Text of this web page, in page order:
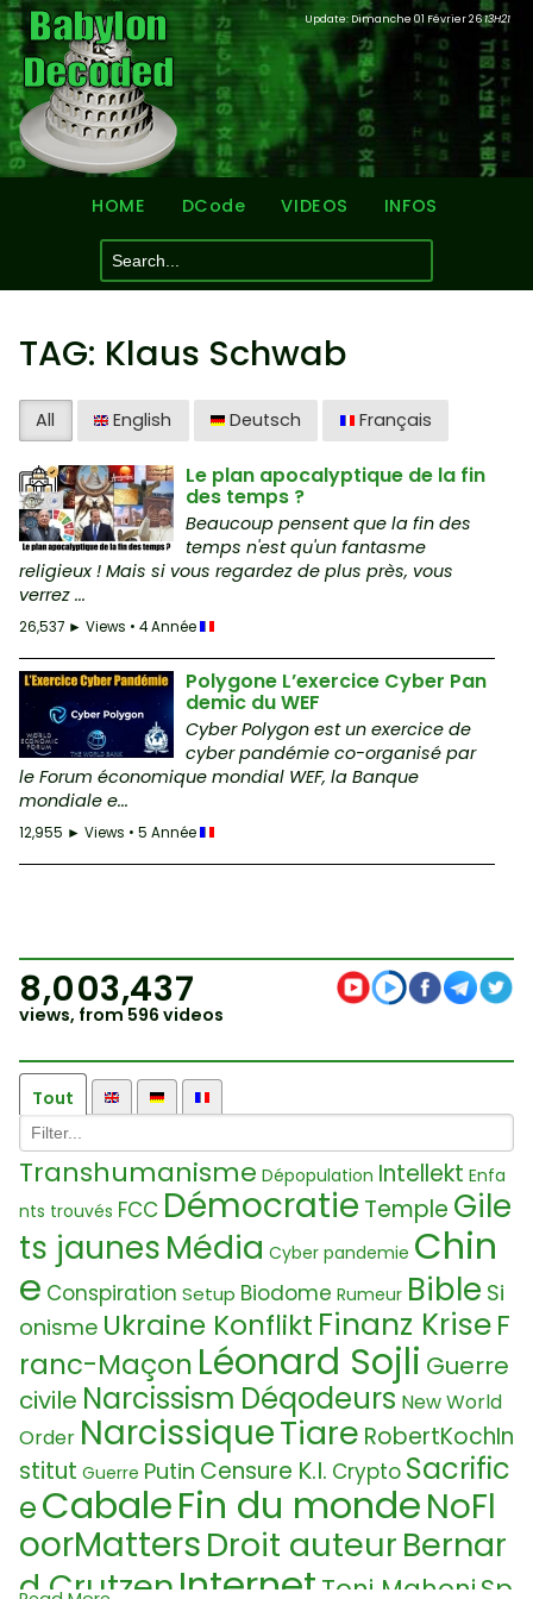
Update: Dimanche 01 Février 2613H21
HOME DCode VIDEOS INFOS
TAG: Klaus Schwab
All English Deutsch Français
Le plan apocalyptique de la fin
des temps ?
Beaucoup pensent que la fin des
temps n'est qu'un fantasme
religieux ! Mais si vous regardez de plus près, vous
verrez ...
26,537 ► Views • 4 Année
Polygone L’exercice Cyber Pan
demic du WEF
Cyber Polygon est un exercice de
cyber pandémie co-organisé par
le Forum économique mondial WEF, la Banque
mondiale e...
12,955 ► Views • 5 Année
8,003,437
views, from 596 videos
Tout
Transhumanisme Dépopulation Intellekt Enfa
nts trouvés FCC Démocratie Temple Gile
ts jaunesMédia Cyber pandemie Chin
e Conspiration Setup Biodome Rumeur Bible Si
onisme Ukraine Konflikt Finanz KriseF
ranc-Maçon Léonard Sojli Guerre
civile Narcissism Déqodeurs New World
Order NarcissiqueTiare RobertKochIn
stitut Guerre Putin Censure K.I. Crypto Sacrific
eCabaleFin du mondeNoFl
oorMattersDroit auteurBernar
d CrutzenInternet Toni Mahoni Sp